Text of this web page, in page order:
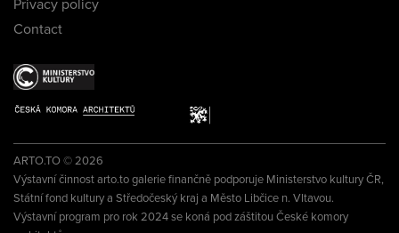
Privacy policy
Contact
ARTO.TO © 2026
Výstavní činnost arto.to galerie finančně podporuje Ministerstvo kultury ČR,
Státní fond kultury a Středočeský kraj a Město Libčice n. Vltavou.
Výstavní program pro rok 2024 se koná pod záštitou České komory